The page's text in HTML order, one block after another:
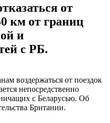
от
км от границ
и
с РБ.
воздержаться от поездок
непосредственно
с Беларусью. Об
Британии.